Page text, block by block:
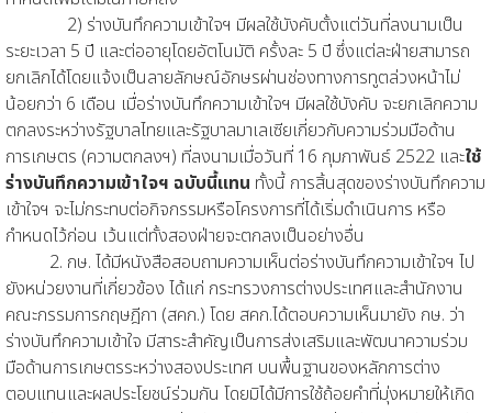
2) ร่างบันทึกความเข้าใจฯ มีผลใช้บังคับตั้งแต่วันที่ลงนามเป็น
ระยะเวลา 5 ปี และต่ออายุโดยอัตโนมัติ ครั้งละ 5 ปี ซึ่งแต่ละฝ่ายสามารถ
ยกเลิกได้โดยแจ้งเป็นลายลักษณ์อักษรผ่านช่องทางการทูตล่วงหน้าไม่
น้อยกว่า 6 เดือน เมื่อร่างบันทึกความเข้าใจฯ มีผลใช้บังคับ จะยกเลิกความ
ตกลงระหว่างรัฐบาลไทยและรัฐบาลมาเลเซียเกี่ยวกับความร่วมมือด้าน
การเกษตร (ความตกลงฯ) ที่ลงนามเมื่อวันที่ 16 กุมภาพันธ์ 2522 และใช้
ร่างบันทึกความเข้าใจฯ ฉบับนี้แทน ทั้งนี้ การสิ้นสุดของร่างบันทึกความ
เข้าใจฯ จะไม่กระทบต่อกิจกรรมหรือโครงการที่ได้เริ่มดำเนินการ หรือ
กำหนดไว้ก่อน เว้นแต่ทั้งสองฝ่ายจะตกลงเป็นอย่างอื่น
2. กษ. ได้มีหนังสือสอบถามความเห็นต่อร่างบันทึกความเข้าใจฯ ไป
ยังหน่วยงานที่เกี่ยวข้อง ได้แก่ กระทรวงการต่างประเทศและสำนักงาน
คณะกรรมการกฤษฎีกา (สคก.) โดย สคก.ได้ตอบความเห็นมายัง กษ. ว่า
ร่างบันทึกความเข้าใจ มีสาระสำคัญเป็นการส่งเสริมและพัฒนาความร่วม
มือด้านการเกษตรระหว่างสองประเทศ บนพื้นฐานของหลักการต่าง
ตอบแทนและผลประโยชน์ร่วมกัน โดยมิได้มีการใช้ถ้อยคำที่มุ่งหมายให้เกิด